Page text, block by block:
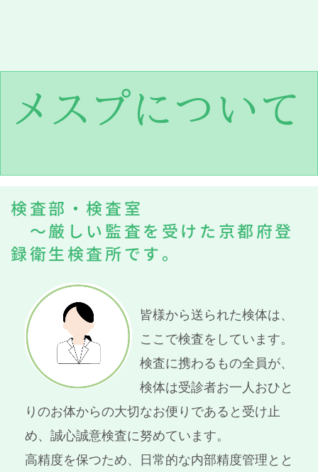
メスプについて
検査部・検査室
～厳しい監査を受けた京都府登
録衛生検査所です。
皆様から送られた検体は、
ここで検査をしています。
検査に携わるもの全員が、
検体は受診者お一人おひと
りのお体からの大切なお便りであると受け止
め、誠心誠意検査に努めています。
高精度を保つため、日常的な内部精度管理とと